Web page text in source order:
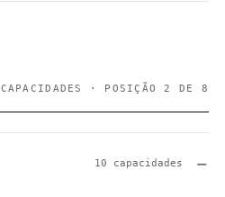
CAPACIDADES · POSIÇÃO 2 DE 8
10 capacidades